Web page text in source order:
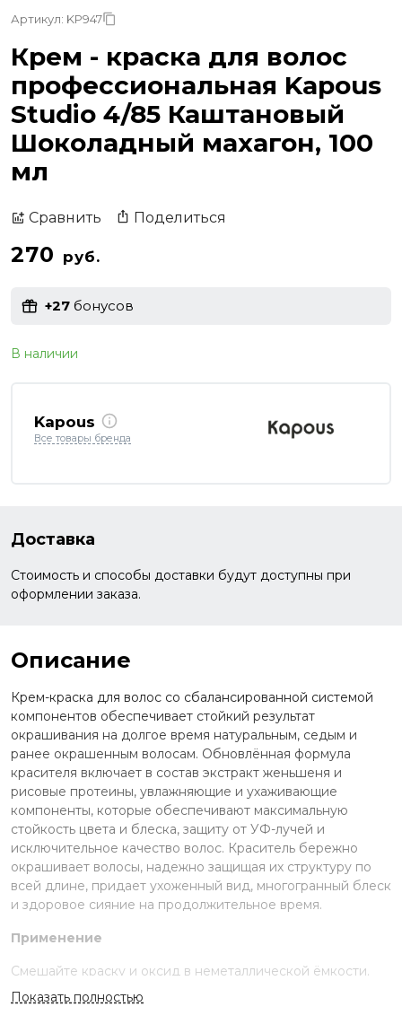
Артикул: KP947
Крем - краска для волос
профессиональная Kapous
Studio 4/85 Каштановый
Шоколадный махагон, 100
мл
Сравнить Поделиться
270 руб.
+27 бонусов
В наличии
Kapous
Все товары бренда
Доставка
Стоимость и способы доставки будут доступны при
оформлении заказа.
Описание
Крем-краска для волос со сбалансированной системой
компонентов обеспечивает стойкий результат
окрашивания на долгое время натуральным, седым и
ранее окрашенным волосам. Обновлённая формула
красителя включает в состав экстракт женьшеня и
рисовые протеины, увлажняющие и ухаживающие
компоненты, которые обеспечивают максимальную
стойкость цвета и блеска, защиту от УФ-лучей и
исключительное качество волос. Краситель бережно
окрашивает волосы, надежно защищая их структуру по
всей длине, придает ухоженный вид, многогранный блеск
и здоровое сияние на продолжительное время.
Применение
Смешайте краску и оксид в неметаллической ёмкости.
Нанесите на волосы, выдержите указанное время.
Смойте с шампунем и кондиционером для окрашенных
Показать полностью